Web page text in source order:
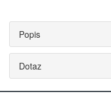
Popis
Dotaz